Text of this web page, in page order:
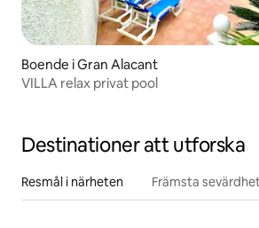
Boende i Gran Alacant
VILLA relax privat pool
Destinationer att utforska
Resmål i närheten Främsta